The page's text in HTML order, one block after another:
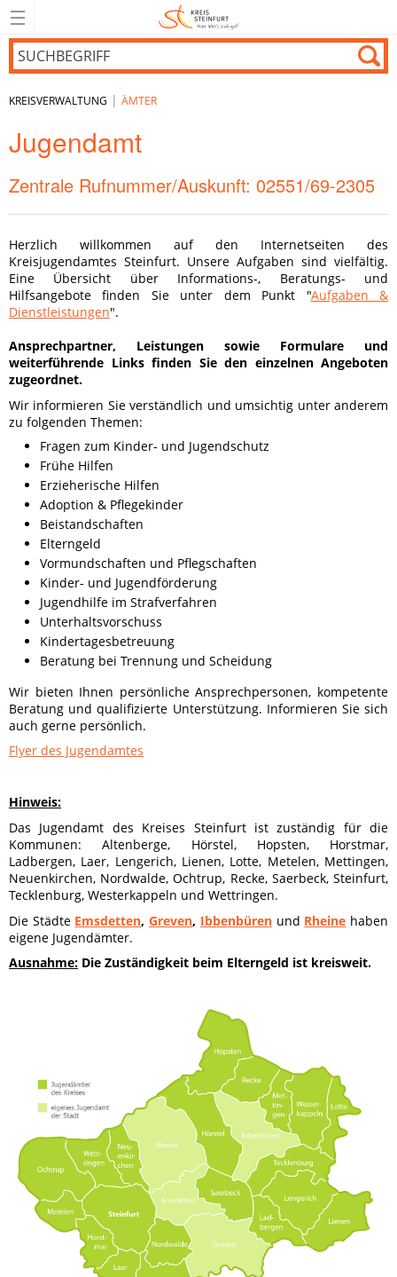
KREISVERWALTUNG | ÄMTER
Jugendamt
Zentrale Rufnummer/Auskunft: 02551/69-2305
Herzlich willkommen auf den Internetseiten des
Kreisjugendamtes Steinfurt. Unsere Aufgaben sind vielfältig.
Eine Übersicht über Informations-, Beratungs- und
Hilfsangebote finden Sie unter dem Punkt "Aufgaben &
Dienstleistungen".
Ansprechpartner, Leistungen sowie Formulare und
weiterführende Links finden Sie den einzelnen Angeboten
zugeordnet.
Wir informieren Sie verständlich und umsichtig unter anderem
zu folgenden Themen:
Fragen zum Kinder- und Jugendschutz
Frühe Hilfen
Erzieherische Hilfen
Adoption & Pflegekinder
Beistandschaften
Elterngeld
Vormundschaften und Pflegschaften
Kinder- und Jugendförderung
Jugendhilfe im Strafverfahren
Unterhaltsvorschuss
Kindertagesbetreuung
Beratung bei Trennung und Scheidung
Wir bieten Ihnen persönliche Ansprechpersonen, kompetente
Beratung und qualifizierte Unterstützung. Informieren Sie sich
auch gerne persönlich.
Flyer des Jugendamtes
Hinweis:
Das Jugendamt des Kreises Steinfurt ist zuständig für die
Kommunen: Altenberge, Hörstel, Hopsten, Horstmar,
Ladbergen, Laer, Lengerich, Lienen, Lotte, Metelen, Mettingen,
Neuenkirchen, Nordwalde, Ochtrup, Recke, Saerbeck, Steinfurt,
Tecklenburg, Westerkappeln und Wettringen.
Die Städte Emsdetten,Greven, Ibbenbürenund Rheine haben
eigene Jugendämter.
Ausnahme: Die Zuständigkeit beim Elterngeld ist kreisweit.